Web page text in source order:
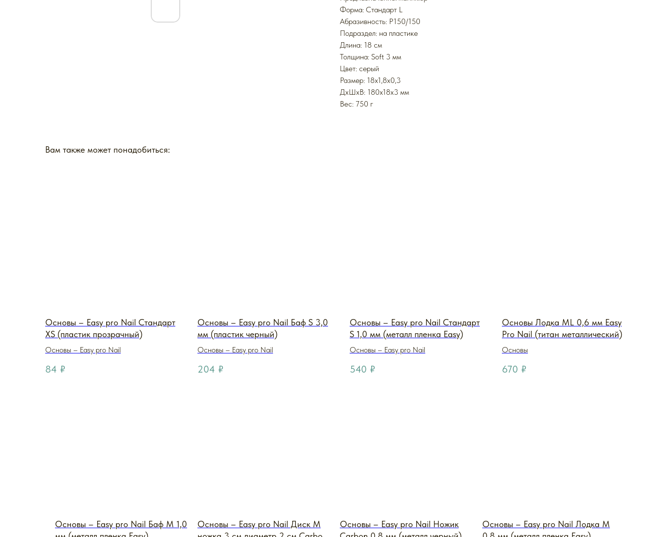
Форма: Стандарт L
Абразивность: P150/150
Подраздел: на пластике
Длина: 18 см
Толщина: Soft 3 мм
Цвет: серый
Размер: 18x1,8x0,3
ДxШxВ: 180x18x3 мм
Вес: 750 г
Вам также может понадобиться:
Основы – Easy pro Nail Стандарт
XS (пластик прозрачный)
Основы – Easy pro Nail
84 ₽
Основы – Easy pro Nail Баф S 3,0
мм (пластик черный)
Основы – Easy pro Nail
204 ₽
Основы – Easy pro Nail Стандарт
S 1,0 мм (металл пленка Easy)
Основы – Easy pro Nail
540 ₽
Основы Лодка ML 0,6 мм Easy
Pro Nail (титан металлический)
Основы
670 ₽
Основы – Easy pro Nail Баф M 1,0
Основы – Easy pro Nail Диск M
Основы – Easy pro Nail Ножик
Основы – Easy pro Nail Лодка M